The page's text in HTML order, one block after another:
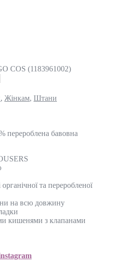
COS (1183961002)
, Жінкам, Штани
перероблена бавовна
та переробленої
на всю довжину
кишенями з клапанами